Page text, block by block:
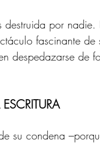
por nadie.
fascinante
despedazarse de
su condena